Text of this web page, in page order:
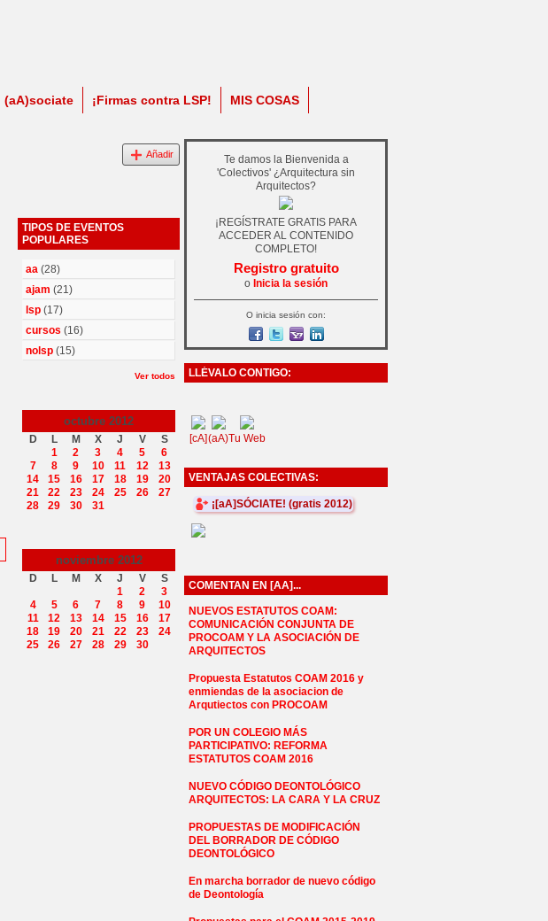
(aA)sociate ¡Firmas contra LSP! MIS COSAS
Añadir
TIPOS DE EVENTOS
POPULARES
aa (28)
ajam (21)
lsp (17)
cursos (16)
nolsp (15)
Ver todos
octubre 2012
D L M X J V
S
1
2 3 4 5
6
7
8 9 10 11 12
13
14
15 16 17 18 19
20
21
22 23 24 25 26
27
28
29 30 31
noviembre 2012
D L M X J V
S
1
2
3
4
5 6 7 8 9
10
11
12 13 14 15 16
17
18
19 20 21 22 23
24
25
26 27 28 29 30
Te damos la Bienvenida a
'Colectivos' ¿Arquitectura sin
Arquitectos?
¡REGÍSTRATE GRATIS PARA
ACCEDER AL CONTENIDO
COMPLETO!
Registro gratuito
o Inicia la sesión
O inicia sesión con:
LLÉVALO CONTIGO:
[cA](aA)Tu Web
VENTAJAS COLECTIVAS:
¡[aA]SÓCIATE! (gratis 2012)
COMENTAN EN [AA]...
NUEVOS ESTATUTOS COAM:
COMUNICACIÓN CONJUNTA DE
PROCOAM Y LA ASOCIACIÓN DE
ARQUITECTOS
Propuesta Estatutos COAM 2016 y
enmiendas de la asociacion de
Arqutiectos con PROCOAM
POR UN COLEGIO MÁS
PARTICIPATIVO: REFORMA
ESTATUTOS COAM 2016
NUEVO CÓDIGO DEONTOLÓGICO
ARQUITECTOS: LA CARA Y LA CRUZ
PROPUESTAS DE MODIFICACIÓN
DEL BORRADOR DE CÓDIGO
DEONTOLÓGICO
En marcha borrador de nuevo código
de Deontología